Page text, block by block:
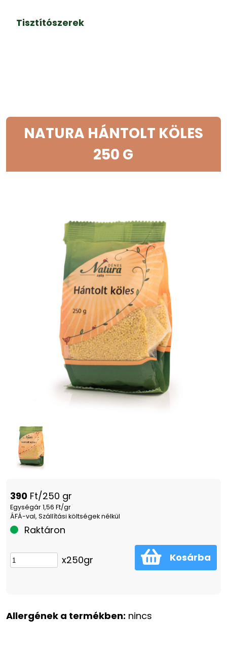
Tisztítószerek
NATURA HÁNTOLT KÖLES
250 G
390 Ft/250 gr
Egységár 1,56 Ft/gr
ÁFÁ-val, Szállítási költségek nélkül
Raktáron
x250gr Kosárba
Allergének a termékben: nincs